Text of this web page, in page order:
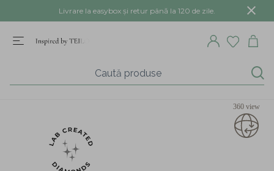
Livrare la easybox și retur până la 120 de zile.
360 view